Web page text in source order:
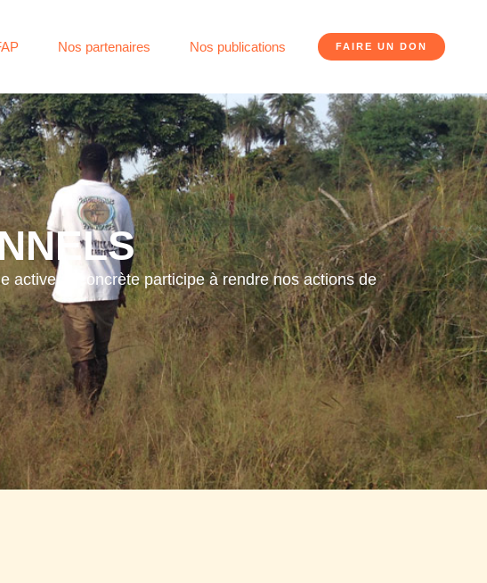
Nos partenaires Nos publications FAIRE UN DON
active et concrète participe à rendre nos actions de